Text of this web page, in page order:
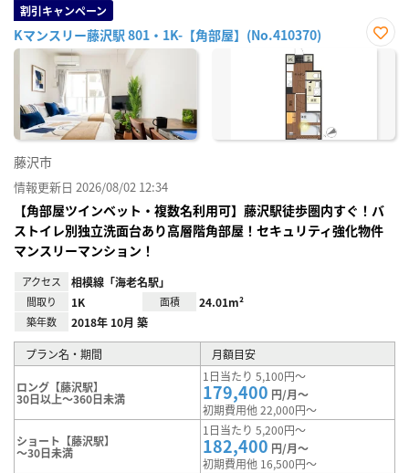
割引キャンペーン
Kマンスリー藤沢駅 801・1K-【角部屋】(No.410370)
お気
藤沢市
情報更新日 2026/08/02 12:34
【角部屋ツインベット・複数名利用可】藤沢駅徒歩圏内すぐ！バ
ストイレ別独立洗面台あり高層階角部屋！セキュリティ強化物件
マンスリーマンション！
アクセス 相模線「海老名駅」
間取り 1K 面積 24.01m²
築年数 2018年 10月 築
プラン名・期間 月額目安
ロング【藤沢駅】
30日以上～360日未満
1日当たり 5,100円～
179,400 円/月～
初期費用他 22,000円～
ショート【藤沢駅】
～30日未満
1日当たり 5,200円～
182,400 円/月～
初期費用他 16,500円～